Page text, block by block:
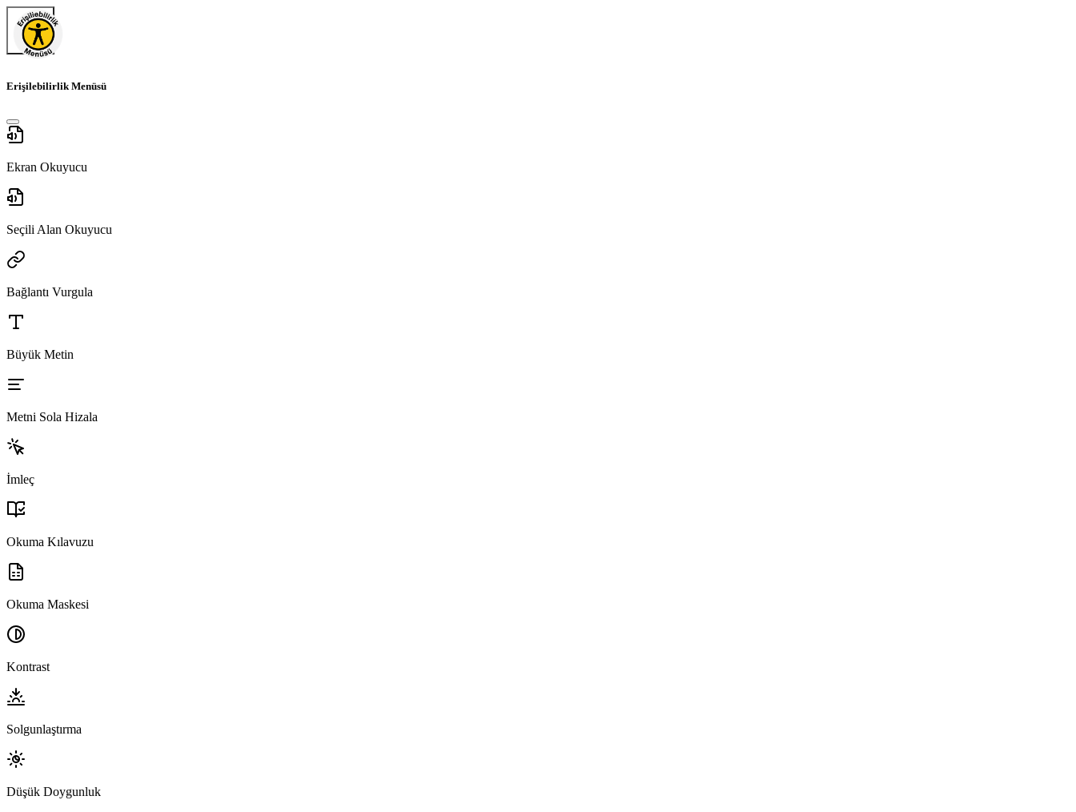
Erişilebilirlik Menüsü
Ekran Okuyucu
Seçili Alan Okuyucu
Bağlantı Vurgula
Büyük Metin
Metni Sola Hizala
İmleç
Okuma Kılavuzu
Okuma Maskesi
Kontrast
Solgunlaştırma
Düşük Doygunluk